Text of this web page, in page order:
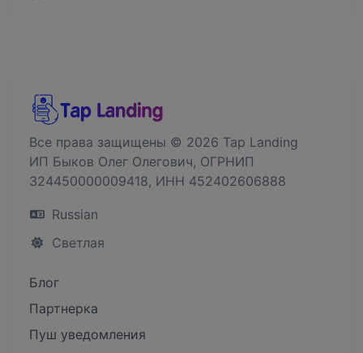
Все права защищены © 2026 Tap Landing
ИП Быков Олег Олегович, ОГРНИП
324450000009418, ИНН 452402606888
Russian
Светлая
Блог
Партнерка
Пуш уведомления